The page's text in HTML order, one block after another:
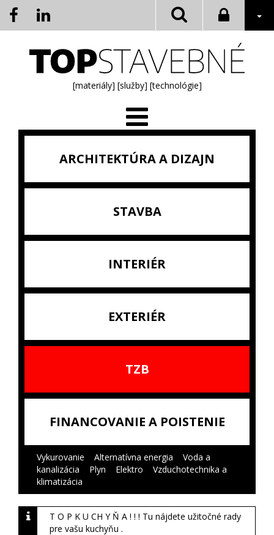
[materiály] [služby] [technológie]
ARCHITEKTÚRA A DIZAJN
STAVBA
INTERIÉR
EXTERIÉR
TZB
FINANCOVANIE A POISTENIE
Vykurovanie Alternatívna energia
Voda a
kanalizácia
Plyn Elektro
Vzduchotechnika a
klimatizácia
T O P K U CH Y Ň A ! ! ! Tu nájdete užitočné rady
pre vašu kuchyňu .